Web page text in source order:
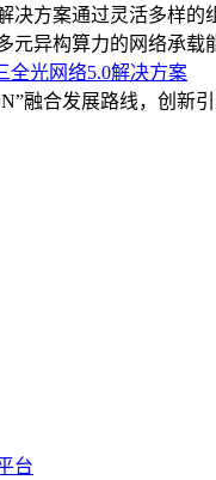
决方案通过灵活多样
元异构算力的网络承载
全光网络5.0解决方案
融合发展路线，创新
台